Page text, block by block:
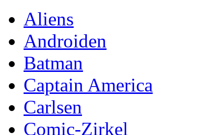
Aliens
Androiden
Batman
Captain America
Carlsen
Comic-Zirkel